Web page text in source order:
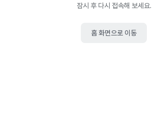
잠시 후 다시 접속해 보세요.
홈 화면으로 이동